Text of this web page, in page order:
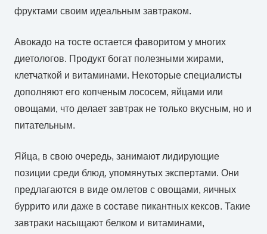
фруктами своим идеальным завтраком.
Авокадо на тосте остается фаворитом у многих
диетологов. Продукт богат полезными жирами,
клетчаткой и витаминами. Некоторые специалисты
дополняют его копченым лососем, яйцами или
овощами, что делает завтрак не только вкусным, но и
питательным.
Яйца, в свою очередь, занимают лидирующие
позиции среди блюд, упомянутых экспертами. Они
предлагаются в виде омлетов с овощами, яичных
буррито или даже в составе пикантных кексов. Такие
завтраки насыщают белком и витаминами,